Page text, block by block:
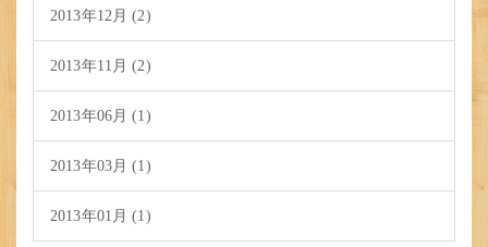
2013年12月 (2)
2013年11月 (2)
2013年06月 (1)
2013年03月 (1)
2013年01月 (1)